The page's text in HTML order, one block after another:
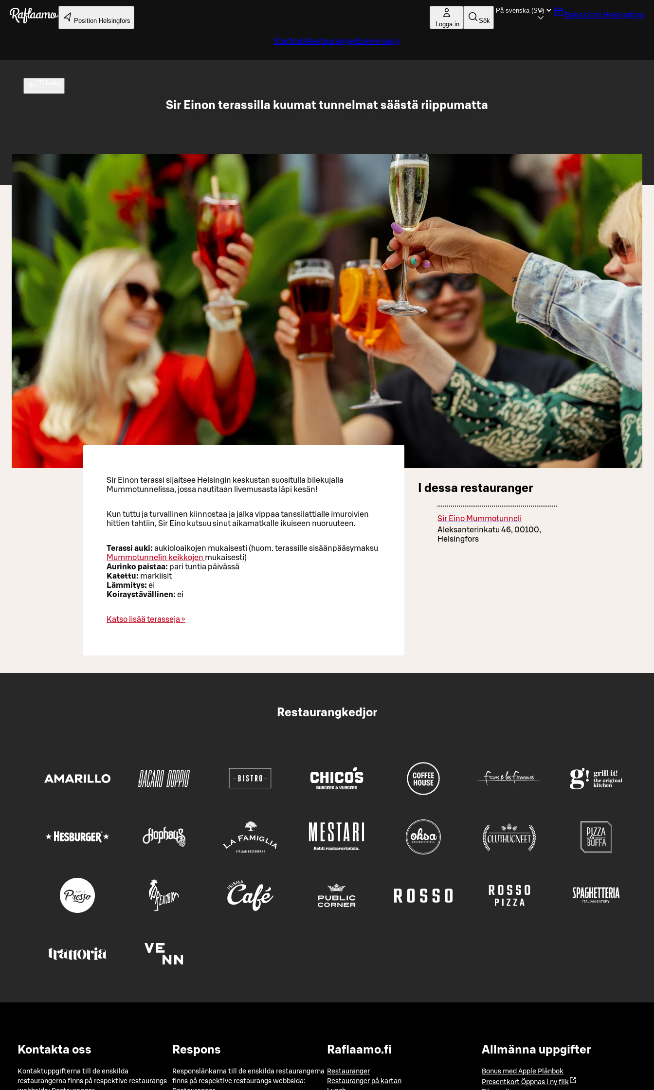
Gå till huvudinnehållet
Position Helsingfors Logga in Sök
Boka bord Helsingfors
Startsida RestaurangerEvenemang
Sir Einon terassilla kuumat tunnelmat säästä riippumatta
Sir Einon terassi sijaitsee Helsingin keskustan suositulla bilekujalla
Mummotunnelissa, jossa nautitaan livemusasta läpi kesän!
Kun tuttu ja turvallinen kiinnostaa ja jalka vippaa tanssilattialle imuroivien
hittien tahtiin, Sir Eino kutsuu sinut aikamatkalle ikuiseen nuoruuteen.
Terassi auki: aukioloaikojen mukaisesti (huom. terassille sisäänpääsymaksu
Mummotunnelin keikkojen mukaisesti)
Aurinko paistaa: pari tuntia päivässä
Katettu: markiisit
Lämmitys: ei
Koiraystävällinen: ei
Katso lisää terasseja »
I dessa restauranger
Sir Eino Mummotunneli
Aleksanterinkatu 46, 00100,
Helsingfors
Restaurangkedjor
Kontakta oss
Kontaktuppgifterna till de enskilda
restaurangerna finns på respektive restaurangs
Respons
Responslänkarna till de enskilda restaurangerna
finns på respektive restaurangs webbsida:
Raflaamo.fi
Restauranger
Restauranger på kartan
Allmänna uppgifter
Bonus med Apple Plånbok
Presentkort Öppnas i ny flik